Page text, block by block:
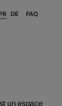
FAQ
FR DE
un espace